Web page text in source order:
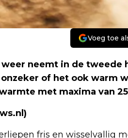
Voeg toe
neemt in de tweede
of het ook warm
met maxima van
fris en wisselvallig